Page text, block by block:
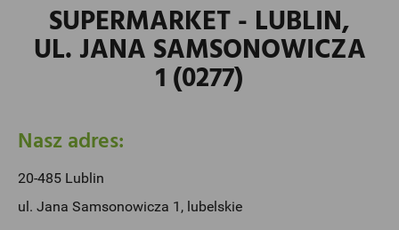
SUPERMARKET - LUBLIN,
UL. JANA SAMSONOWICZA
1 (0277)
Nasz adres:
20-485 Lublin
ul. Jana Samsonowicza 1, lubelskie